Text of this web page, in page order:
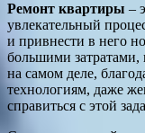
Ремонт квартиры –
увлекательный
и привнести в него
большими
на самом деле,
технологиям, даже
справиться с этой